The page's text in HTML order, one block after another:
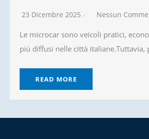
23 Dicembre 2025 Nessun
Le microcar sono veicoli pratici,
più diffusi nelle città italiane.Tuttavia,
READ MORE